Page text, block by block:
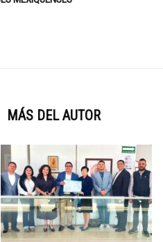
MÁS DEL AUTOR